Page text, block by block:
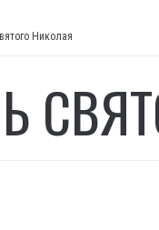
Николая